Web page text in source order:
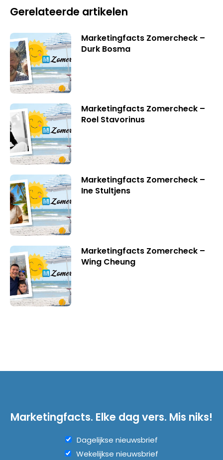
Gerelateerde artikelen
Marketingfacts Zomercheck –
Durk Bosma
Marketingfacts Zomercheck –
Roel Stavorinus
Marketingfacts Zomercheck –
Ine Stultjens
Marketingfacts Zomercheck –
Wing Cheung
Marketingfacts. Elke dag vers. Mis niks!
Dagelijkse nieuwsbrief
Wekelijkse nieuwsbrief